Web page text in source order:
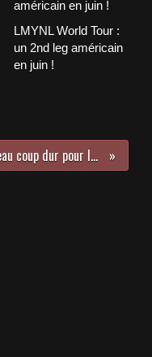
LMYNL World Tour :
un 2nd leg américain
en juin !
LMYNL World Tour : nouveau coup dur pour les fans dominicains.